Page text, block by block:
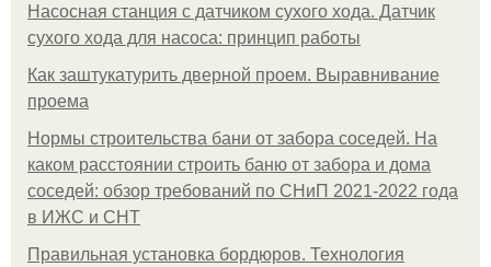
Насосная станция с датчиком сухого хода. Датчик
сухого хода для насоса: принцип работы
Как заштукатурить дверной проем. Выравнивание
проема
Нормы строительства бани от забора соседей. На
каком расстоянии строить баню от забора и дома
соседей: обзор требований по СНиП 2021-2022 года
в ИЖС и СНТ
Правильная установка бордюров. Технология